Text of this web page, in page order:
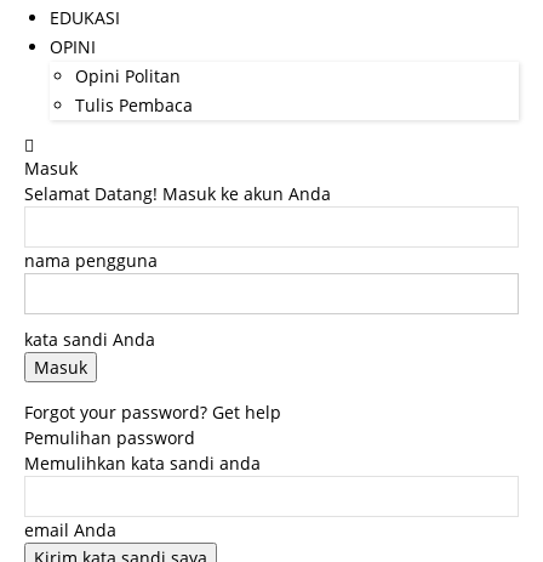
EDUKASI
OPINI
Opini Politan
Tulis Pembaca
Masuk
Selamat Datang! Masuk ke akun Anda
nama pengguna
kata sandi Anda
Forgot your password? Get help
Pemulihan password
Memulihkan kata sandi anda
email Anda